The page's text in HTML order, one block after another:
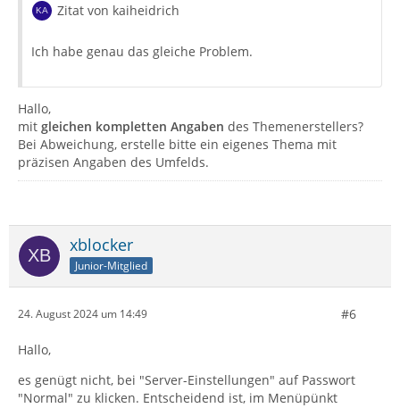
Zitat von kaiheidrich
Ich habe genau das gleiche Problem.
Hallo,
mit gleichen kompletten Angaben des Themenerstellers?
Bei Abweichung, erstelle bitte ein eigenes Thema mit
präzisen Angaben des Umfelds.
xblocker
Junior-Mitglied
24. August 2024 um 14:49 #6
Hallo,
es genügt nicht, bei "Server-Einstellungen" auf Passwort
"Normal" zu klicken. Entscheidend ist, im Menüpünkt